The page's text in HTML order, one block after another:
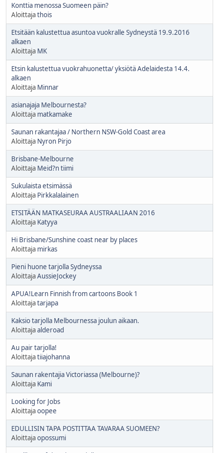
Konttia menossa Suomeen päin?
Aloittajathois
Etsitään kalustettua asuntoa vuokralle Sydneystä 19.9.2016
alkaen
Aloittaja MK
Etsin kalustettua vuokrahuonetta/ yksiötä Adelaidesta 14.4.
alkaen
Aloittaja Minnar
asianajaja Melbournesta?
Aloittaja matkamake
Saunan rakantajaa / Northern NSW-Gold Coast area
Aloittaja Nyron Pirjo
Brisbane-Melbourne
Aloittaja Meid?n tiimi
Sukulaista etsimässä
Aloittaja Pirkkalalainen
ETSITÄÄN MATKASEURAA AUSTRAALIAAN 2016
Aloittaja Katyya
Hi Brisbane/Sunshine coast near by places
Aloittaja mirkas
Pieni huone tarjolla Sydneyssa
AloittajaAussieJockey
APUA!Learn Finnish from cartoons Book 1
Aloittajatarjapa
Kaksio tarjolla Melbournessa joulun aikaan.
Aloittajaalderoad
Au pair tarjolla!
Aloittajatiiajohanna
Saunan rakentajia Victoriassa (Melbourne)?
Aloittaja Kami
Looking for Jobs
Aloittajaoopee
EDULLISIN TAPA POSTITTAA TAVARAA SUOMEEN?
Aloittajaopossumi